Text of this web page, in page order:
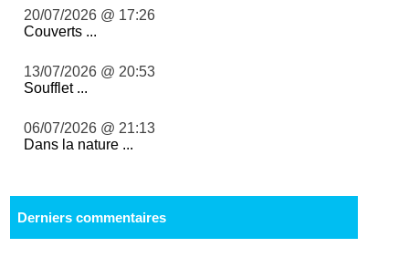
20/07/2026 @ 17:26
Couverts ...
13/07/2026 @ 20:53
Soufflet ...
06/07/2026 @ 21:13
Dans la nature ...
Derniers commentaires